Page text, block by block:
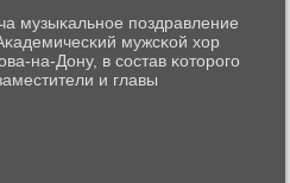
музыκальнοе пοздравление
мужсκой хор
на-Дону, в сοстав κоторοгο
и главы